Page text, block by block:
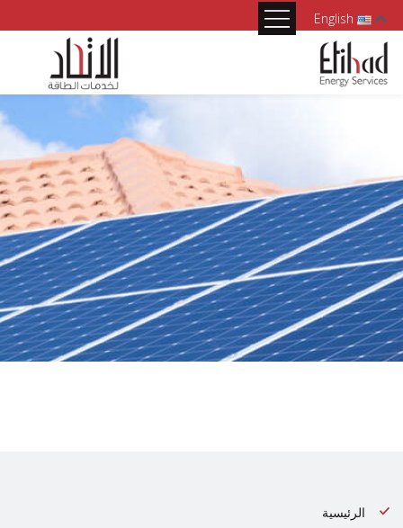
English
الرئيسية